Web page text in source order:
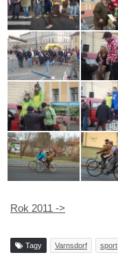
Rok 2011 ->
Tagy Varnsdorf sport